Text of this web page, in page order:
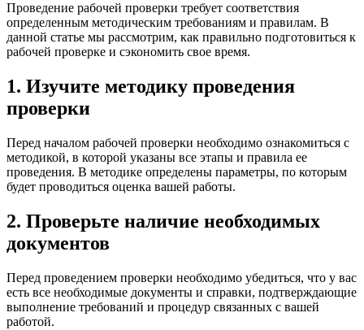
Проведение рабочей проверки требует соответствия
определенным методическим требованиям и правилам. В
данной статье мы рассмотрим, как правильно подготовиться к
рабочей проверке и сэкономить свое время.
1. Изучите методику проведения
проверки
Перед началом рабочей проверки необходимо ознакомиться с
методикой, в которой указаны все этапы и правила ее
проведения. В методике определены параметры, по которым
будет проводиться оценка вашей работы.
2. Проверьте наличие необходимых
документов
Перед проведением проверки необходимо убедиться, что у вас
есть все необходимые документы и справки, подтверждающие
выполнение требований и процедур связанных с вашей
работой.